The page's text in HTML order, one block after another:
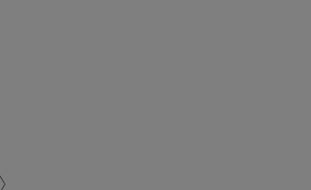
定番だからこそ素材にこだわりたい方におすすめです。